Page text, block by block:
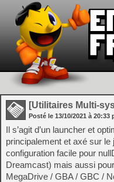
[Utilitaires Multi-
Posté le 13/10/2021 à 20:33
Il s’agit d’un launcher et
principalement et axé sur le
configuration facile pour
Dreamcast) mais aussi
MegaDrive / GBA / GBC /